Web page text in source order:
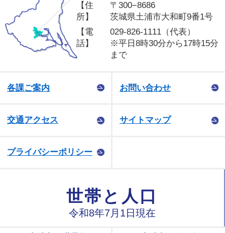
【住
所】
〒300−8686
茨城県土浦市大和町9番1号
【電
話】
029-826-1111（代表）
※平日8時30分から17時15分
まで
各課ご案内 お問い合わせ
交通アクセス サイトマップ
プライバシーポリシー